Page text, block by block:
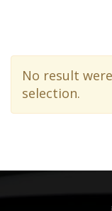
No result
selection.